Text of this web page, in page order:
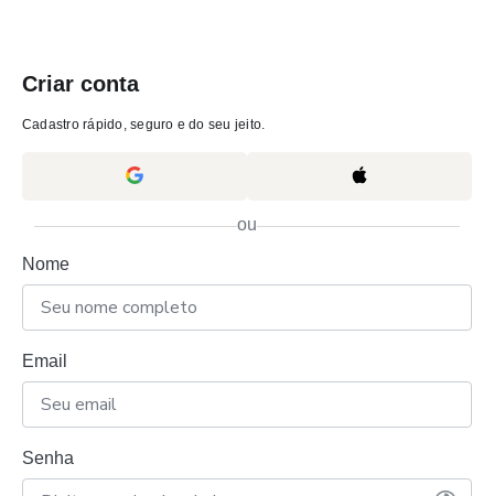
Criar conta
Cadastro rápido, seguro e do seu jeito.
ou
Nome
Email
Senha